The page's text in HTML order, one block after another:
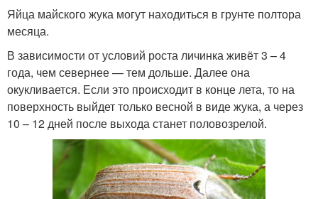
Яйца майского жука могут находиться в грунте полтора
месяца.
В зависимости от условий роста личинка живёт 3 – 4
года, чем севернее — тем дольше. Далее она
окукливается. Если это происходит в конце лета, то на
поверхность выйдет только весной в виде жука, а через
10 – 12 дней после выхода станет половозрелой.